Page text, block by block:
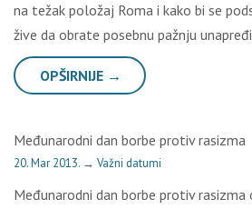
na težak položaj Roma i kako bi se
žive da obrate posebnu pažnju
OPŠIRNIJE →
Međunarodni dan borbe protiv rasizma
20. Mar 2013. → Važni datumi
Međunarodni dan borbe protiv rasizma